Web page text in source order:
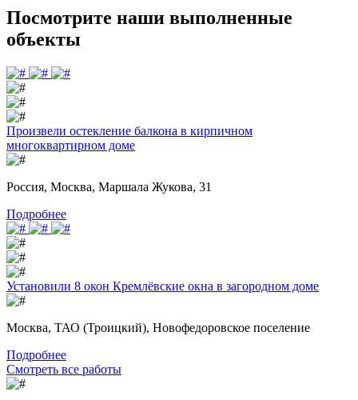
Посмотрите наши выполненные
объекты
Произвели остекление балкона в кирпичном
многоквартирном доме
Россия, Москва, Маршала Жукова, 31
Подробнее
Установили 8 окон Кремлёвские окна в загородном доме
Москва, ТАО (Троицкий), Новофедоровское поселение
Подробнее
Смотреть все работы